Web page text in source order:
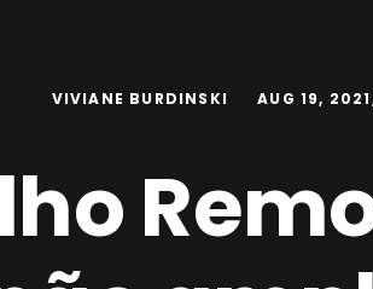
VIVIANE BURDINSKI AUG 19,